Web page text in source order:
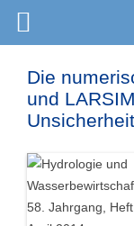
Die
und